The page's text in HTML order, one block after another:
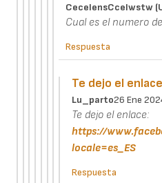
CecelensCcelwstw
Cual es el numero
Respuesta
Te dejo el
Lu_parto26 Ene
Te dejo el enlace:
https://
locale=es_ES
Respuesta